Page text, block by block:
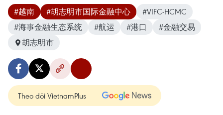
#越南 #胡志明市国际金融中心
#VIFC-HCMC
#海事金融生态系统
#航运 #港口
#金融交易
胡志明市
Theo dõi VietnamPlus